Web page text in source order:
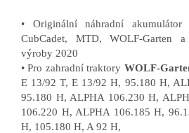
• Originální náhradní
CubCadet, MTD, WOLF-Garten
výroby 2020
• Pro zahradní traktory WOLF-
E 13/92 T, E 13/92 H, 95.180 H,
95.180 H, ALPHA 106.230 H,
106.220 H, ALPHA 106.185 H,
H, 105.180 H, A 92 H,